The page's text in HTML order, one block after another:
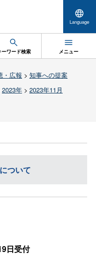
Language
ーワード検索 メニュー
・広報 > 知事への提案
2023年> 2023年11月
ついて
日受付